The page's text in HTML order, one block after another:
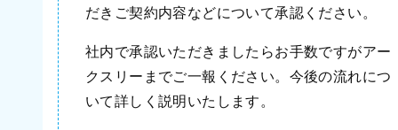
だきご契約内容などについて承認ください。
社内で承認いただきましたらお手数ですがアー
クスリーまでご一報ください。今後の流れにつ
いて詳しく説明いたします。